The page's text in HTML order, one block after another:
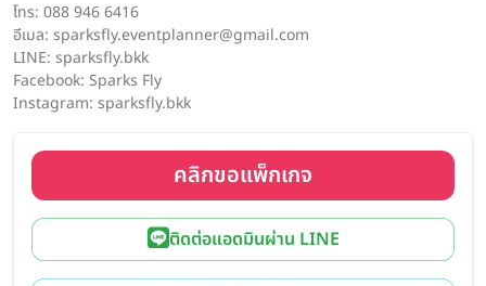
โทร: 088 946 6416
อีเมล: sparksfly.eventplanner@gmail.com
LINE: sparksfly.bkk
Facebook: Sparks Fly
Instagram: sparksfly.bkk
คลิกขอแพ็กเกจ
ติดต่อแอดมินผ่าน LINE